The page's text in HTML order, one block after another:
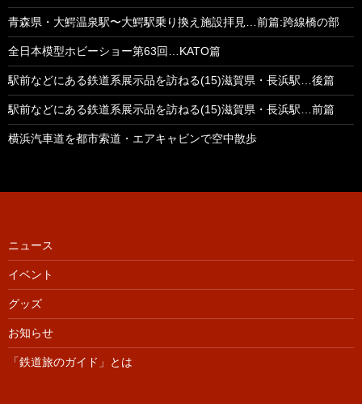
青森県・大鰐温泉駅〜大鰐駅乗り換え施設拝見…前篇:跨線橋の部
全日本模型ホビーショー第63回…KATO篇
駅前などにある鉄道系展示品を訪ねる(15)滋賀県・長浜駅…後篇
駅前などにある鉄道系展示品を訪ねる(15)滋賀県・長浜駅…前篇
横浜汽車道を都市索道・エアキャビンで空中散歩
ニュース
イベント
グッズ
お知らせ
「鉄道旅のガイド」とは